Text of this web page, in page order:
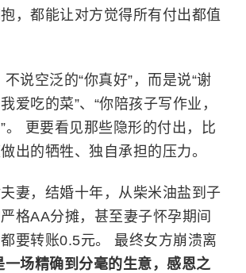
，都能让对方觉得所有付出都值
说空泛的“你真好”，而是说“谢
爱吃的菜”、“你陪孩子写作业，
。 更要看见那些隐形的付出，比
出的牺牲、独自承担的压力。
妻，结婚十年，从柴米油盐到子
格AA分摊，甚至妻子怀孕期间
要转账0.5元。 最终女方崩溃离
一场精确到分毫的生意，感恩之